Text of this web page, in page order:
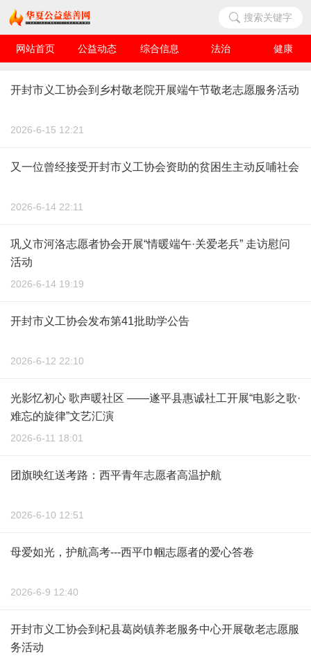
搜索关键字
网站首页 公益动态 综合信息 法治 健康
开封市义工协会到乡村敬老院开展端午节敬老志愿服务活动
2026-6-15 12:21
又一位曾经接受开封市义工协会资助的贫困生主动反哺社会
2026-6-14 22:11
巩义市河洛志愿者协会开展“情暖端午·关爱老兵” 走访慰问
活动
2026-6-14 19:19
开封市义工协会发布第41批助学公告
2026-6-12 22:10
光影忆初心 歌声暖社区 ——遂平县惠诚社工开展“电影之歌·
难忘的旋律”文艺汇演
2026-6-11 18:01
团旗映红送考路：西平青年志愿者高温护航
2026-6-10 12:51
母爱如光，护航高考---西平巾帼志愿者的爱心答卷
2026-6-9 12:40
开封市义工协会到杞县葛岗镇养老服务中心开展敬老志愿服
务活动